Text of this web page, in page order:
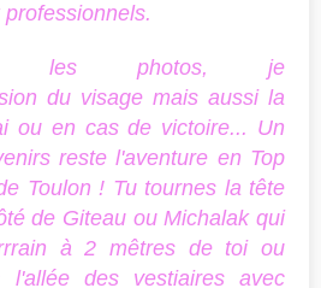
les photos, je
du visage mais aussi la
ou en cas de victoire... Un
reste l'aventure en Top
Toulon ! Tu tournes la tête
de Giteau ou Michalak qui
à 2 mêtres de toi ou
l'allée des vestiaires avec